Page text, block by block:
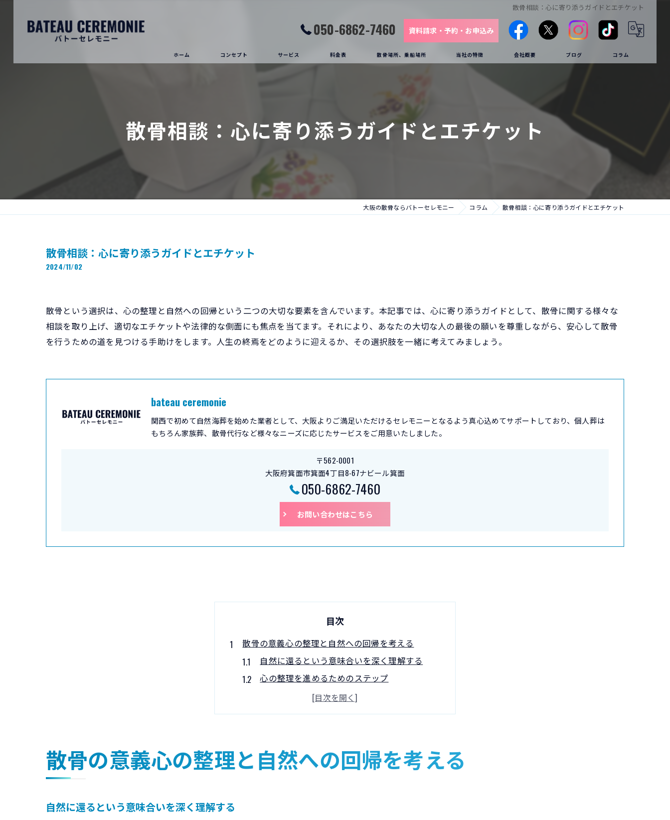
散骨相談：心に寄り添うガイドとエチケット
050-6862-7460 資料請求・予約・お申込み
ホーム コンセプト サービス 料金表 散骨場所、乗船場所 当社の特徴
クルーザー
会社概要 ブログ コラム
散骨相談：心に寄り添うガイドとエチケット
大阪の散骨ならバトーセレモニー コラム 散骨相談：心に寄り添うガイドとエチケット
散骨相談：心に寄り添うガイドとエチケット
2024/11/02
散骨という選択は、心の整理と自然への回帰という二つの大切な要素を含んでいます。本記事では、心に寄り添うガイドとして、散骨に関する様々な
相談を取り上げ、適切なエチケットや法律的な側面にも焦点を当てます。それにより、あなたの大切な人の最後の願いを尊重しながら、安心して散骨
を行うための道を見つける手助けをします。人生の終焉をどのように迎えるか、その選択肢を一緒に考えてみましょう。
bateau ceremonie
関西で初めて自然海葬を始めた業者として、大阪よりご満足いただけるセレモニーとなるよう真心込めてサポートしており、個人葬は
もちろん家族葬、散骨代行など様々なニーズに応じたサービスをご用意いたしました。
〒562-0001
大阪府箕面市箕面4丁目8-67ナビール箕面
050-6862-7460
お問い合わせはこちら
目次
散骨の意義心の整理と自然への回帰を考える
自然に還るという意味合いを深く理解する
心の整理を進めるためのステップ
自然との対話を通じて心を癒す方法
散骨の意義を家族と共有することの重要性
環境に優しい散骨方法を考える
散骨相談で解決する心配事と疑問点
散骨の意義心の整理と自然への回帰を考える
自然に還るという意味合いを深く理解する